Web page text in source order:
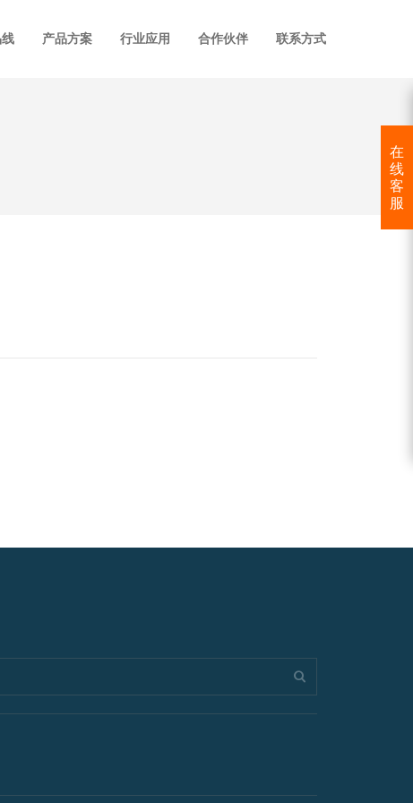
产品方案 行业应用 合作伙伴 联系方式
在
线
客
服